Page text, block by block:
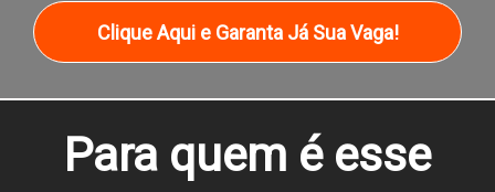
Clique Aqui e Garanta Já Sua Vaga!
Para quem é esse